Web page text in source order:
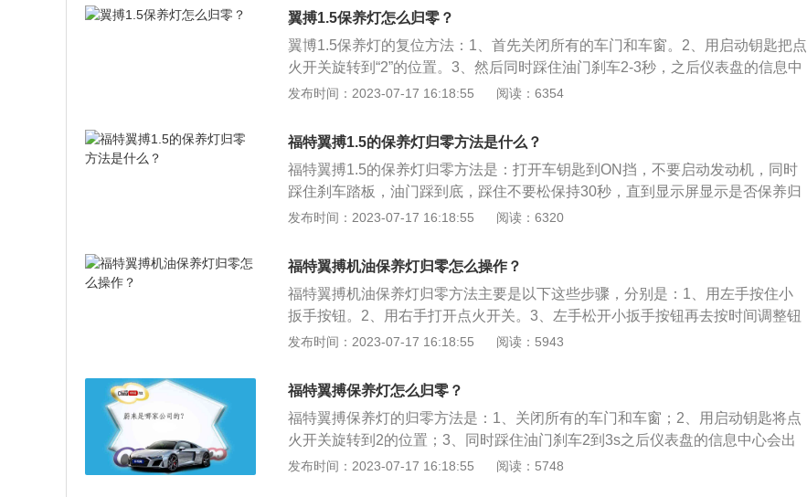
时尚，中控新增10寸液晶大屏，搭配全新互联网汽车智能系统。经过优化的后排
空间，改善了后排乘客的膝部空间，让乘坐舒适性得到进一步提升。2、性能：E
coBoost®系列发动机具有动力澎湃、启动迅速、加速持久的特点，特别是同级领
先的EcoBoost®245发动机，采用双涡流涡轮增压技术，涡轮介入更早，动力输
出更加迅猛，最大功率180千瓦/5500转，峰值扭矩可达350牛·米/1750-4000转，
翼搏1.5保养灯怎么归零？
翼博1.5保养灯的复位方法：1、首先关闭所有的车门和车窗。2、用启动钥匙把点
火开关旋转到“2”的位置。3、然后同时踩住油门刹车2-3秒，之后仪表盘的信息中
心会出现提示，并且需要维持25秒。4、在25秒之后就会出现completede的英
的作用是为了更直接地记录使用里程数，提醒车主可以进行相关保养。2、正所
谓”汽车七分养三分修”，很多汽车故障都是由一些小毛病堆积而来，所以平时一
定要有定期保养的意识。3、不仅可以让车子有一个良好的状态，在一定程度上
还可以避免驾驶时突然出现故障，增加汽车的安全性。
发布时间：2023-07-17 16:18:55 阅读：6354
福特翼搏1.5的保养灯归零方法是什么？
福特翼搏1.5的保养灯归零方法是：打开车钥匙到ON挡，不要启动发动机，同时
踩住刹车踏板，油门踩到底，踩住不要松保持30秒，直到显示屏显示是否保养归
零，看到后不要松开脚，再持续30秒归零完成。福特翼搏1.5是长安福特推出的一
搭载1.5L自然吸气发动机，最大功率是88kw，匹配6挡自动变速箱。
发布时间：2023-07-17 16:18:55 阅读：6320
福特翼搏机油保养灯归零怎么操作？
福特翼搏机油保养灯归零方法主要是以下这些步骤，分别是：1、用左手按住小
扳手按钮。2、用右手打开点火开关。3、左手松开小扳手按钮再去按时间调整钮
的分钟按钮。4、关闭点火开关，左手离开时间按钮。5、重新接通点火开关或启
介绍：福特翼搏规定的首保里程为车辆行驶至5000公里时进行，之后每1万公里
保养一次。汽车保养的目的是保持车容整洁，技术状况正常，消除隐患，预防故
障发生，减缓劣化过程，延长使用周期。
发布时间：2023-07-17 16:18:55 阅读：5943
福特翼搏保养灯怎么归零？
福特翼搏保养灯的归零方法是：1、关闭所有的车门和车窗；2、用启动钥匙将点
火开关旋转到2的位置；3、同时踩住油门刹车2到3s之后仪表盘的信息中心会出
现提示，维持25s；4、在25s之后出现completede后松开油门刹车即可。以2019
发布时间：2023-07-17 16:18:55 阅读：5748